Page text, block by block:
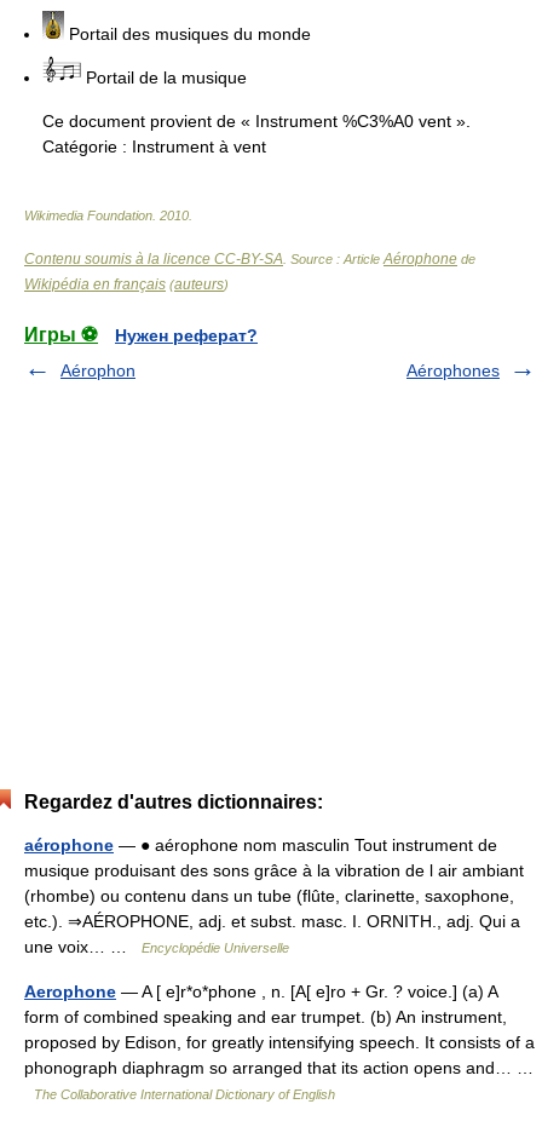
Portail des musiques du monde
Portail de la musique
Ce document provient de « Instrument %C3%A0 vent ».
Catégorie : Instrument à vent
Wikimedia Foundation 2010
Contenu soumis à la licence CC-BY-SA . Source : Article Aérophone de
Wikipédia en français (auteurs)
Игры ⚽
Нужен реферат?
Aérophon
Aérophones
Regardez d'autres dictionnaires:
aérophone — ● aérophone nom masculin Tout instrument de
musique produisant des sons grâce à la vibration de l air ambiant
(rhombe) ou contenu dans un tube (flûte, clarinette, saxophone,
etc.). ⇒AÉROPHONE, adj. et subst. masc. I. ORNITH., adj. Qui a
une voix… …
Encyclopédie Universelle
Aerophone — A [ e]r*o*phone , n. [A[ e]ro + Gr. ? voice.] (a) A
form of combined speaking and ear trumpet. (b) An instrument,
proposed by Edison, for greatly intensifying speech. It consists of a
phonograph diaphragm so arranged that its action opens and… …
The Collaborative International Dictionary of English